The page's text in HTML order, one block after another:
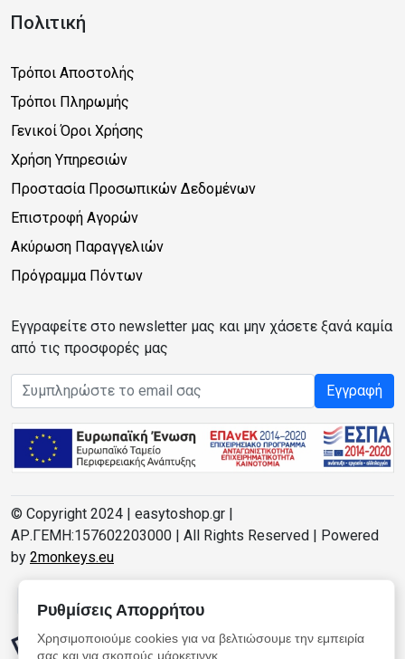
Πολιτική
Τρόποι Αποστολής
Τρόποι Πληρωμής
Γενικοί Όροι Χρήσης
Χρήση Υπηρεσιών
Προστασία Προσωπικών Δεδομένων
Επιστροφή Αγορών
Ακύρωση Παραγγελιών
Πρόγραμμα Πόντων
Εγγραφείτε στο newsletter μας και μην χάσετε ξανά καμία
από τις προσφορές μας
Email address Εγγραφή
© Copyright 2024 | easytoshop.gr |
ΑΡ.ΓΕΜΗ:157602203000 | All Rights Reserved | Powered
by 2monkeys.eu
Ρυθμίσεις Απορρήτου
Χρησιμοποιούμε cookies για να βελτιώσουμε την εμπειρία
σας και για σκοπούς μάρκετινγκ.